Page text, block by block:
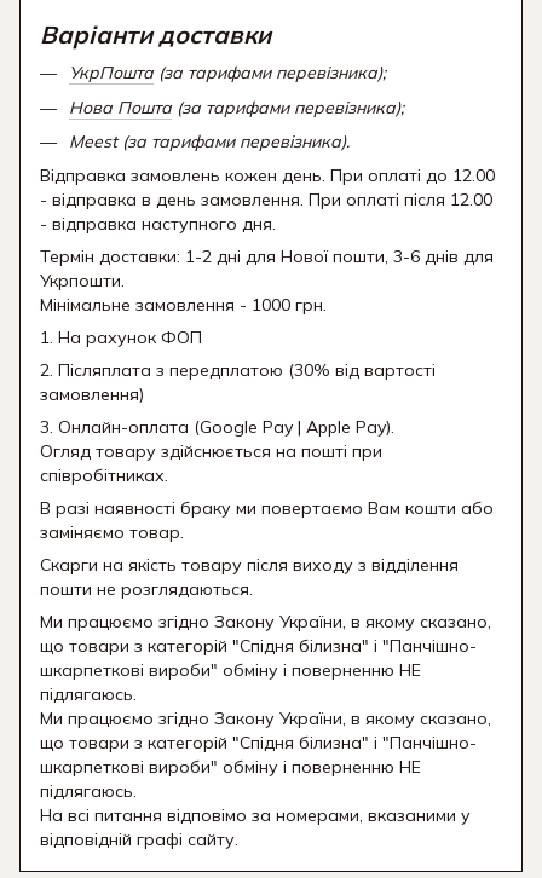
Варіанти доставки
УкрПошта (за тарифами перевізника);
Нова Пошта (за тарифами перевізника);
Meest (за тарифами перевізника).
Відправка замовлень кожен день. При оплаті до 12.00
- відправка в день замовлення. При оплаті після 12.00
- відправка наступного дня.
Термін доставки: 1-2 дні для Нової пошти, 3-6 днів для
Укрпошти.
Мінімальне замовлення - 1000 грн.
1. На рахунок ФОП
2. Післяплата з передплатою (30% від вартості
замовлення)
3. Онлайн-оплата (Google Pay | Apple Pay).
Огляд товару здійснюється на пошті при
співробітниках.
В разі наявності браку ми повертаємо Вам кошти або
заміняємо товар.
Скарги на якість товару після виходу з відділення
пошти не розглядаються.
Ми працюємо згідно Закону України, в якому сказано,
що товари з категорій "Спідня білизна" і "Панчішно-
шкарпеткові вироби" обміну і поверненню НЕ
підлягаюсь.
Ми працюємо згідно Закону України, в якому сказано,
що товари з категорій "Спідня білизна" і "Панчішно-
шкарпеткові вироби" обміну і поверненню НЕ
підлягаюсь.
На всі питання відповімо за номерами, вказаними у
відповідній графі сайту.